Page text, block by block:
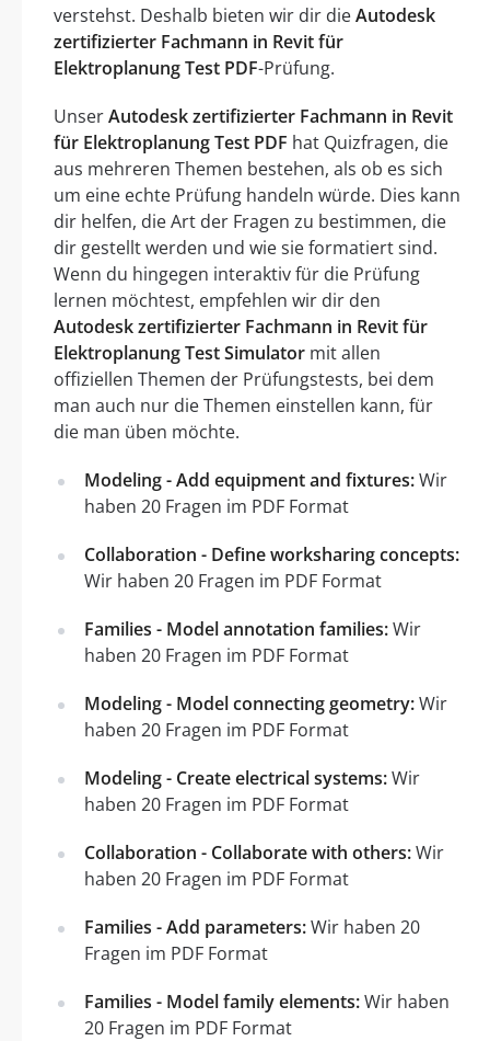
verstehst. Deshalb bieten wir dir dieAutodesk
zertifizierter Fachmann in Revit für
Elektroplanung Test PDF-Prüfung.
UnserAutodesk zertifizierter Fachmann in Revit
für Elektroplanung Test PDF hat Quizfragen, die
aus mehreren Themen bestehen, als ob es sich
um eine echte Prüfung handeln würde. Dies kann
dir helfen, die Art der Fragen zu bestimmen, die
dir gestellt werden und wie sie formatiert sind.
Wenn du hingegen interaktiv für die Prüfung
lernen möchtest, empfehlen wir dir den
Autodesk zertifizierter Fachmann in Revit für
Elektroplanung Test Simulator mit allen
offiziellen Themen der Prüfungstests, bei dem
man auch nur die Themen einstellen kann, für
die man üben möchte.
Modeling - Add equipment and fixtures:Wir
haben 20 Fragen im PDF Format
Collaboration - Define worksharing concepts:
Wir haben 20 Fragen im PDF Format
Families - Model annotation families:Wir
haben 20 Fragen im PDF Format
Modeling - Model connecting geometry:Wir
haben 20 Fragen im PDF Format
Modeling - Create electrical systems:Wir
haben 20 Fragen im PDF Format
Collaboration - Collaborate with others:Wir
haben 20 Fragen im PDF Format
Families - Add parameters:Wir haben 20
Fragen im PDF Format
Families - Model family elements:Wir haben
20 Fragen im PDF Format